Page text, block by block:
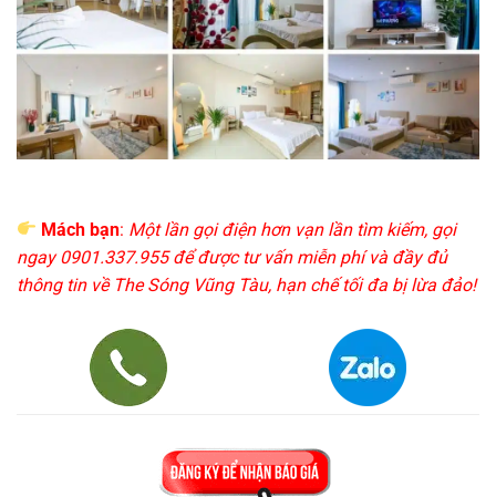
Mách bạn: Một lần gọi điện hơn vạn lần tìm kiếm, gọi
ngay 0901.337.955 để được tư vấn miễn phí và đầy đủ
thông tin về The Sóng Vũng Tàu, hạn chế tối đa bị lừa đảo!